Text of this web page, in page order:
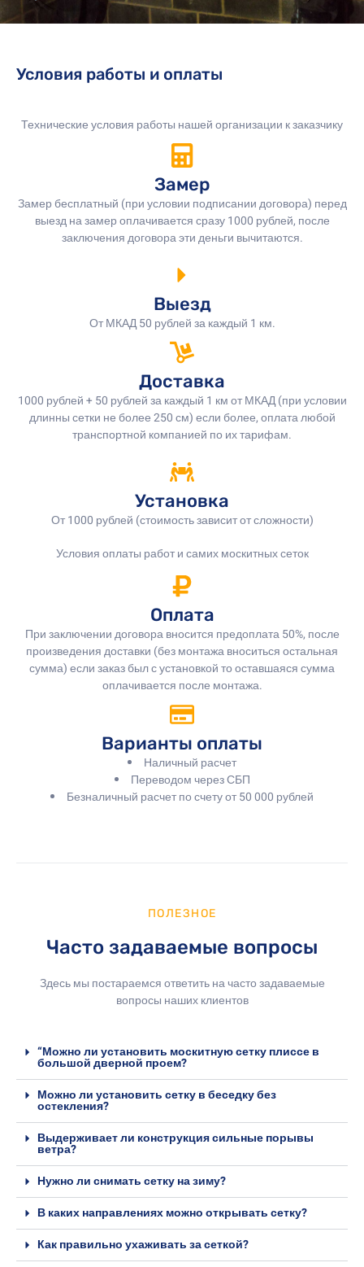
Условия работы и оплаты
Технические условия работы нашей организации к заказчику
Замер
Замер бесплатный (при условии подписании договора) перед
выезд на замер оплачивается сразу 1000 рублей, после
заключения договора эти деньги вычитаются.
Выезд
От МКАД 50 рублей за каждый 1 км.
Доставка
1000 рублей + 50 рублей за каждый 1 км от МКАД (при условии
длинны сетки не более 250 см) если более, оплата любой
транспортной компанией по их тарифам.
Установка
От 1000 рублей (стоимость зависит от сложности)
Условия оплаты работ и самих москитных сеток
Оплата
При заключении договора вносится предоплата 50%, после
произведения доставки (без монтажа вноситься остальная
сумма) если заказ был с установкой то оставшаяся сумма
оплачивается после монтажа.
Варианты оплаты
Наличный расчет
Переводом через СБП
Безналичный расчет по счету от 50 000 рублей
ПОЛЕЗНОЕ
Часто задаваемые вопросы
Здесь мы постараемся ответить на часто задаваемые
вопросы наших клиентов
“Можно ли установить москитную сетку плиссе в
большой дверной проем?
Можно ли установить сетку в беседку без
остекления?
Выдерживает ли конструкция сильные порывы
ветра?
Нужно ли снимать сетку на зиму?
В каких направлениях можно открывать сетку?
Как правильно ухаживать за сеткой?